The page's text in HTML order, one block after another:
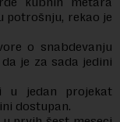
potrošnju, rekao je
o snabdevanju
je za sada jedini
u jedan projekat
dostupan.